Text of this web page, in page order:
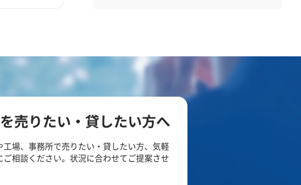
売りたい・貸したい方へ
場、事務所で売りたい・貸したい方、気軽
ご相談ください。状況に合わせてご提案させ